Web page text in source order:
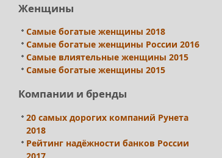
Женщины
Самые богатые женщины 2018
Самые богатые женщины России 2016
Самые влиятельные женщины 2015
Самые богатые женщины 2015
Компании и бренды
20 самых дорогих компаний Рунета
2018
Рейтинг надёжности банков России